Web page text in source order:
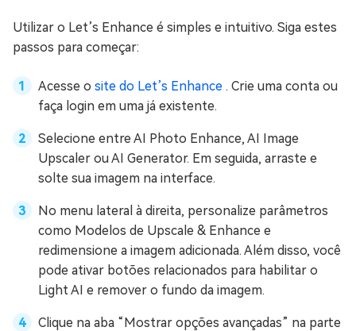
Utilizar o Let’s Enhance é simples e intuitivo. Siga estes
passos para começar:
Acesse o site do Let’s Enhance . Crie uma conta ou
faça login em uma já existente.
Selecione entre AI Photo Enhance, AI Image
Upscaler ou AI Generator. Em seguida, arraste e
solte sua imagem na interface.
No menu lateral à direita, personalize parâmetros
como Modelos de Upscale & Enhance e
redimensione a imagem adicionada. Além disso, você
pode ativar botões relacionados para habilitar o
Light AI e remover o fundo da imagem.
Clique na aba “Mostrar opções avançadas” na parte